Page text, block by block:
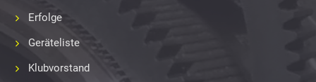
Erfolge
Geräteliste
Klubvorstand